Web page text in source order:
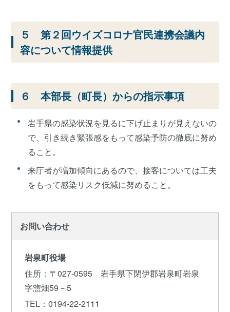
５ 第２回ウイズコロナ官民連携会議内
容について情報提供
６ 本部長（町長）からの指示事項
岩手県の感染状況を見るに下げ止まりが見えないの
で、引き続き緊張感をもって感染予防の徹底に努め
ること。
来庁者が増加傾向にあるので、接客については工夫
をもって感染リスク低減に努めること。
お問い合わせ
岩泉町役場
住所 ：〒027-0595 岩手県下閉伊郡岩泉町岩泉
字惣畑59－5
TEL ：0194-22-2111